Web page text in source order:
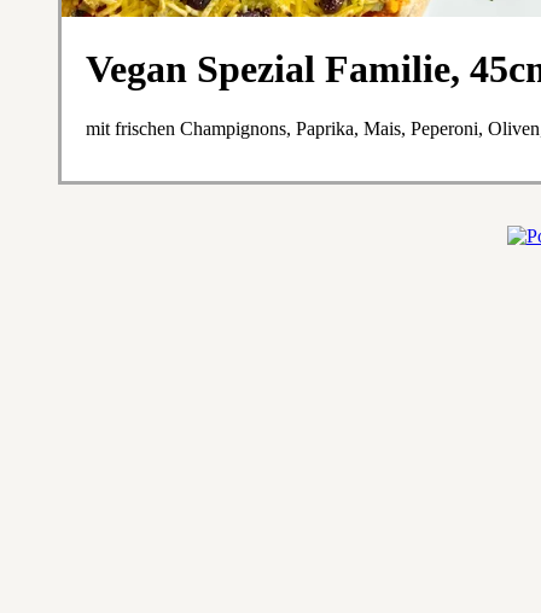
Vegan Spezial Familie,
mit frischen Champignons, Paprika, Mais, Peperoni,